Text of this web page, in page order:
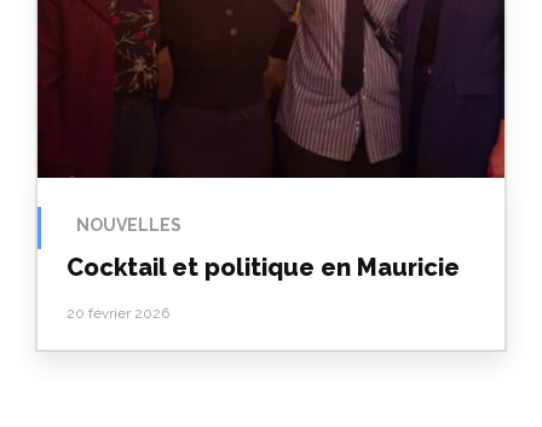
NOUVELLES
Cocktail et politique en Mauricie
20 février 2026